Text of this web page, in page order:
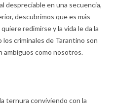
despreciable en una secuencia,
descubrimos que es más
redimirse y la vida le da la
criminales de Tarantino son
ambiguos como nosotros.
ternura conviviendo con la